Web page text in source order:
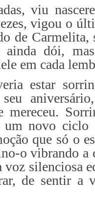
viu
vigou o
de
ainda dói,
em cada
estar
mereceu.
novo ciclo
que só o
o vibrando a
silenciosa
de sentir a